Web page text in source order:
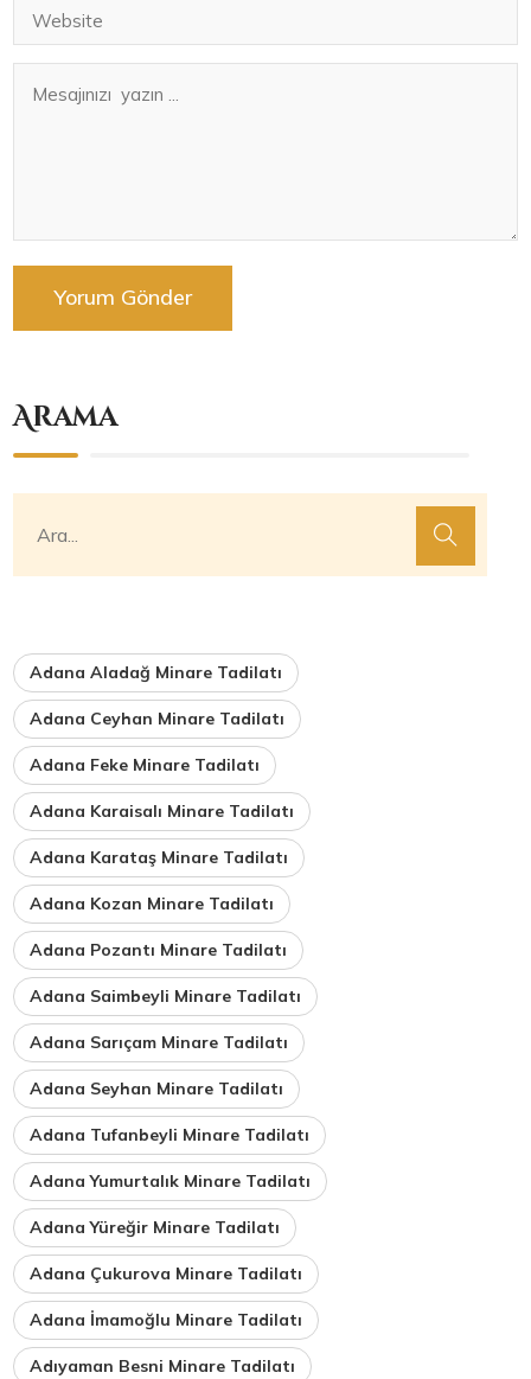
Arama
Adana Aladağ Minare Tadilatı
Adana Ceyhan Minare Tadilatı
Adana Feke Minare Tadilatı
Adana Karaisalı Minare Tadilatı
Adana Karataş Minare Tadilatı
Adana Kozan Minare Tadilatı
Adana Pozantı Minare Tadilatı
Adana Saimbeyli Minare Tadilatı
Adana Sarıçam Minare Tadilatı
Adana Seyhan Minare Tadilatı
Adana Tufanbeyli Minare Tadilatı
Adana Yumurtalık Minare Tadilatı
Adana Yüreğir Minare Tadilatı
Adana Çukurova Minare Tadilatı
Adana İmamoğlu Minare Tadilatı
Adıyaman Besni Minare Tadilatı